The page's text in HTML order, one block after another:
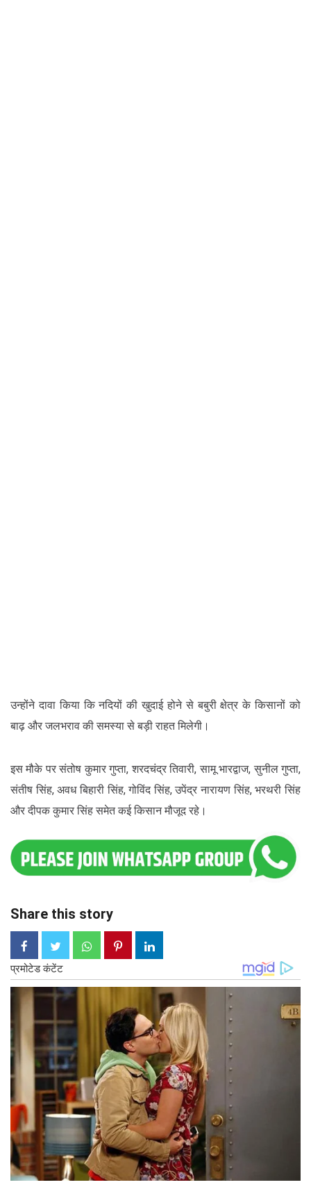
उन्होंने दावा किया कि नदियों की खुदाई होने से बबुरी क्षेत्र के किसानों को
बाढ़ और जलभराव की समस्या से बड़ी राहत मिलेगी।
इस मौके पर संतोष कुमार गुप्ता, शरदचंद्र तिवारी, सामू भारद्वाज, सुनील गुप्ता,
संतीष सिंह, अवध बिहारी सिंह, गोविंद सिंह, उपेंद्र नारायण सिंह, भरथरी सिंह
और दीपक कुमार सिंह समेत कई किसान मौजूद रहे।
Share this story